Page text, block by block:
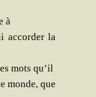
à
accor­der la
mots qu’il
monde, que